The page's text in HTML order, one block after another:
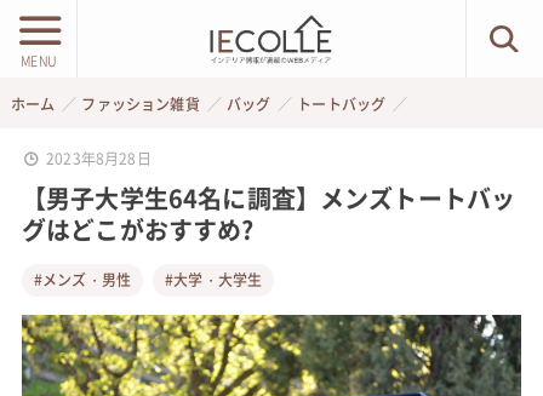
MENU
ホーム ファッション雑貨 バッグ トートバッグ
2023年8月28日
【男子大学生64名に調査】メンズトートバッ
グはどこがおすすめ?
#メンズ・男性 #大学・大学生